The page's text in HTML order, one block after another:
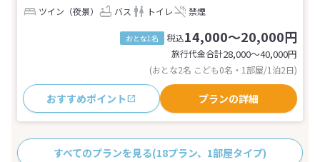
ツイン（夜景）
バス トイレ 禁煙
おとな1名 税込14,000～20,000円
旅行代金合計28,000〜40,000円
(おとな2名 こども0名・1部屋/1泊2日)
おすすめポイント プランの詳細
すべてのプランを見る(18プラン、1部屋タイプ)